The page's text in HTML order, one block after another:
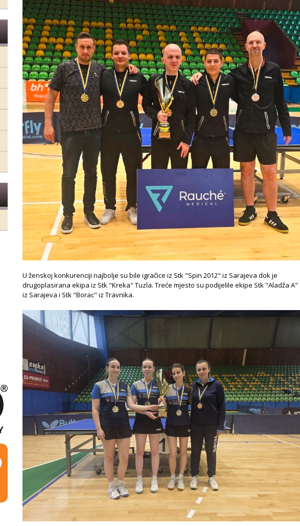
U ženskoj konkurenciji najbolje su bile igračice iz Stk "Spin 2012" iz Sarajeva dok je
drugoplasirana ekipa iz Stk "Kreka" Tuzla. Treće mjesto su podijelile ekipe Stk "Aladža A"
iz Sarajeva i Stk "Borac" iz Travnika.